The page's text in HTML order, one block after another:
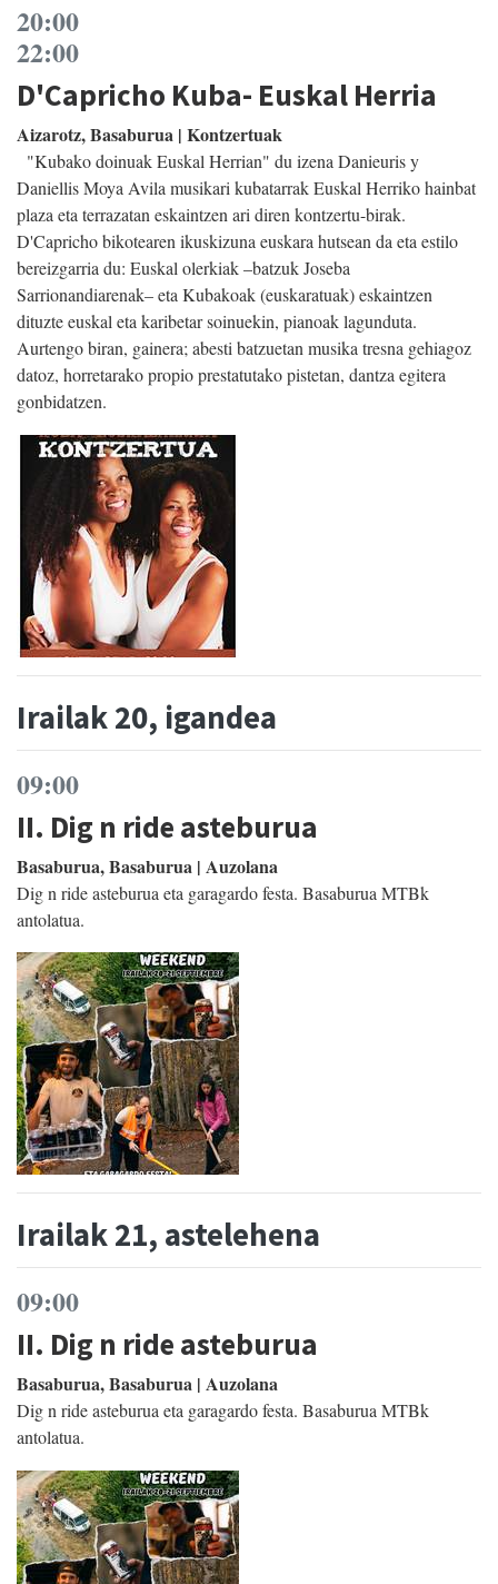
20:00
22:00
D'Capricho Kuba- Euskal Herria
Aizarotz, Basaburua | Kontzertuak
"Kubako doinuak Euskal Herrian" du izena Danieuris y
Daniellis Moya Avila musikari kubatarrak Euskal Herriko hainbat
plaza eta terrazatan eskaintzen ari diren kontzertu-birak.
D'Capricho bikotearen ikuskizuna euskara hutsean da eta estilo
bereizgarria du: Euskal olerkiak –batzuk Joseba
Sarrionandiarenak– eta Kubakoak (euskaratuak) eskaintzen
dituzte euskal eta karibetar soinuekin, pianoak lagunduta.
Aurtengo biran, gainera; abesti batzuetan musika tresna gehiagoz
datoz, horretarako propio prestatutako pistetan, dantza egitera
gonbidatzen.
Irailak 20, igandea
09:00
II. Dig n ride asteburua
Basaburua, Basaburua | Auzolana
Dig n ride asteburua eta garagardo festa. Basaburua MTBk
antolatua.
Irailak 21, astelehena
09:00
II. Dig n ride asteburua
Basaburua, Basaburua | Auzolana
Dig n ride asteburua eta garagardo festa. Basaburua MTBk
antolatua.